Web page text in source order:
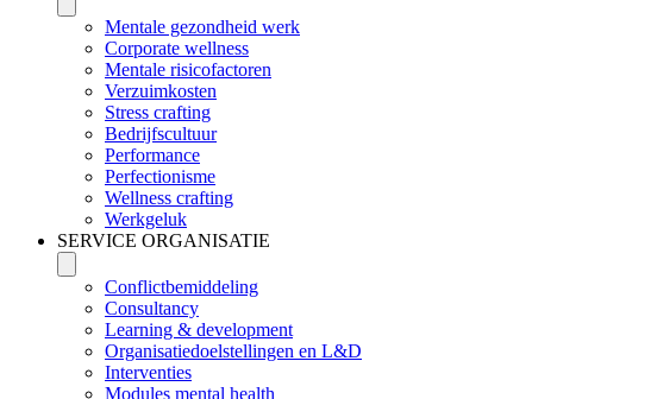
Mentale gezondheid werk
Corporate wellness
Mentale risicofactoren
Verzuimkosten
Stress crafting
Bedrijfscultuur
Performance
Perfectionisme
Wellness crafting
Werkgeluk
SERVICE ORGANISATIE
Conflictbemiddeling
Consultancy
Learning & development
Organisatiedoelstellingen en L&D
Interventies
Modules mental health